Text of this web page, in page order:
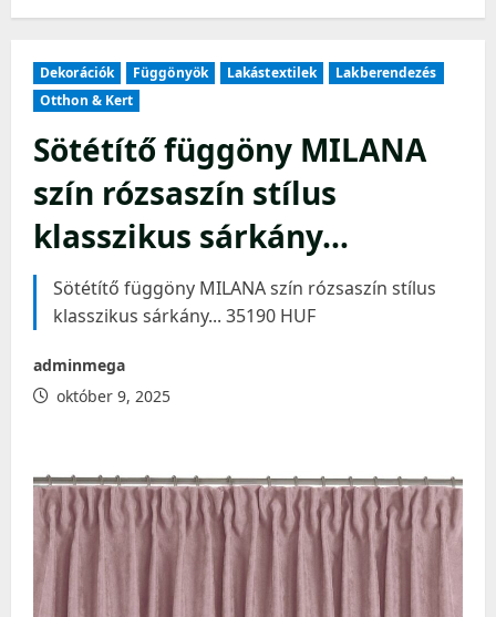
Dekorációk Függönyök Lakástextilek
Lakberendezés
Otthon & Kert
Sötétítő függöny MILANA
szín rózsaszín stílus
klasszikus sárkány…
Sötétítő függöny MILANA szín rózsaszín stílus
klasszikus sárkány... 35190 HUF
adminmega
október 9, 2025